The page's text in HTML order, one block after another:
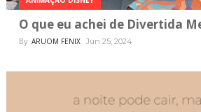
O que eu achei de Divertida
By ARUOM FENIX Jun 25, 2024